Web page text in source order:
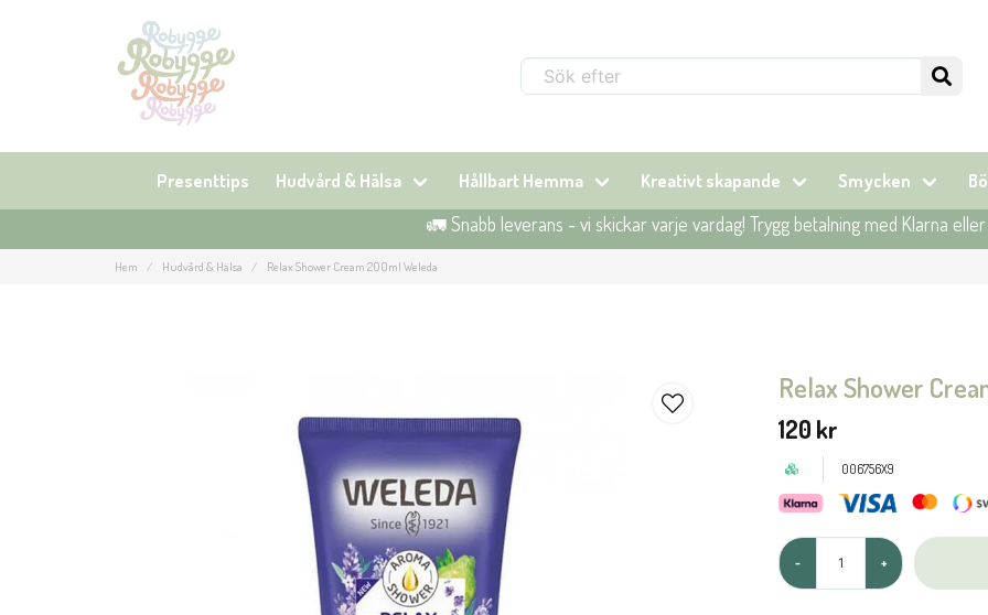
Sök...
Presenttips Hudvård & Hälsa Hållbart Hemma Kreativt skapande Smycken
🚛 Snabb leverans - vi skickar varje vardag! Trygg betalning med Klarna
Hem Hudvård & Hälsa Relax Shower Cream 200ml Weleda
Relax Shower
120 kr
006756X9
- +